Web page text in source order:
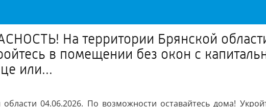
На территории Брянской
в помещении без окон с
или...
04.06.2026. По возможности оставайтесь дома!